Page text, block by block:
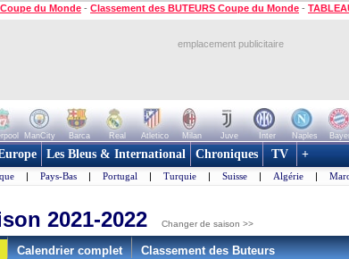
du Monde - Classement des BUTEURS Coupe du Monde -
emplacement publicitaire
ManCity Barca Real Atletico Milan Juve Inter Naples
Les Bleus & International Chroniques TV +
| Pays-Bas | Portugal | Turquie | Suisse | Algérie |
2021-2022 Changer de saison >>
Calendrier complet Classement des Buteurs